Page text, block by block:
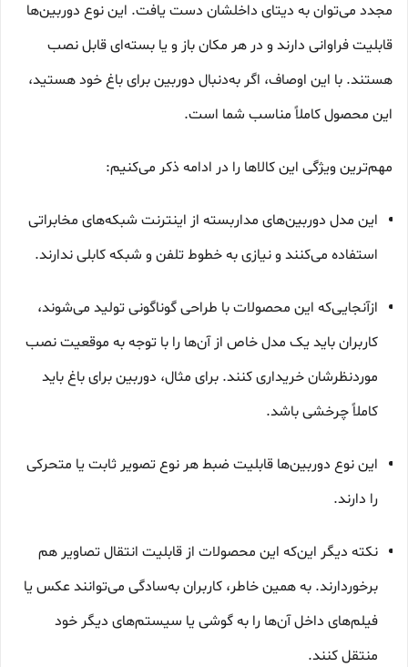
مجدد می‌توان به دیتای داخلشان دست یافت. این نوع دوربین‌ها
قابلیت فراوانی دارند و در هر مکان باز و یا بسته‌ای قابل نصب
هستند. با این اوصاف، اگر به‌دنبال دوربین برای باغ خود هستید،
این محصول کاملاً مناسب شما است.
مهم‌ترین ویژگی این کالاها را در ادامه ذکر می‌کنیم:
این مدل دوربین‌های مداربسته از اینترنت شبکه‌های مخابراتی
استفاده می‌کنند و نیازی به خطوط تلفن و شبکه کابلی ندارند.
ازآنجایی‌که این محصولات با طراحی گوناگونی تولید می‌شوند،
کاربران باید یک مدل خاص از آن‌ها را با توجه به موقعیت نصب
موردنظرشان خریداری کنند. برای مثال، دوربین برای باغ باید
کاملاً چرخشی باشد.
این نوع دوربین‌ها قابلیت ضبط هر نوع تصویر ثابت یا متحرکی
را دارند.
نکته دیگر این‌که این محصولات از قابلیت انتقال تصاویر هم
برخوردارند. به همین خاطر، کاربران به‌سادگی می‌توانند عکس یا
فیلم‌های داخل آن‌ها را به گوشی یا سیستم‌های دیگر خود
منتقل کنند.